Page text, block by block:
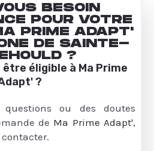
BESOIN
POUR VOTRE
PRIME ADAPT'
DE SAINTE-
?
éligible à Ma Prime
?
ou des doutes
de Ma Prime Adapt',